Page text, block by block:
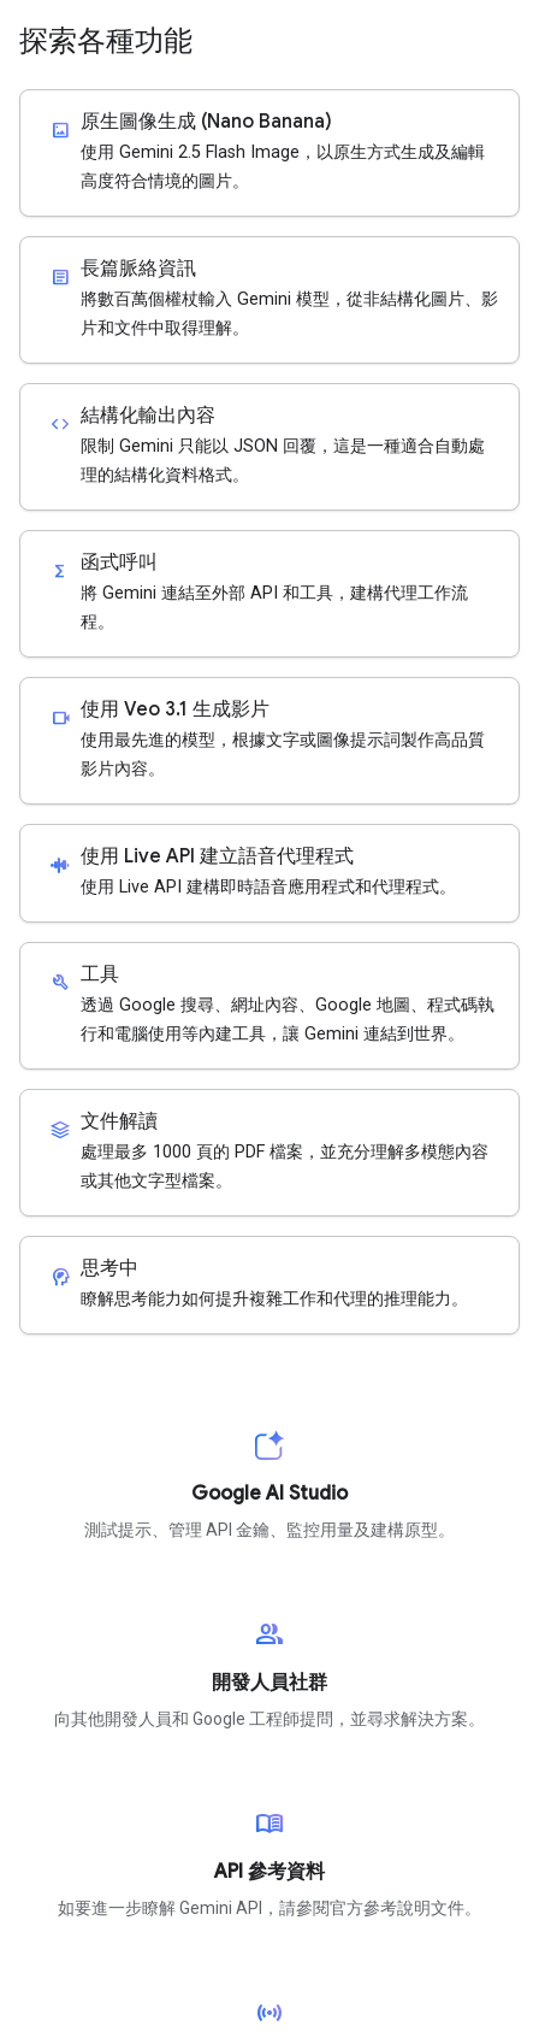
探索各種功能
imagesmode 原生圖像生成 (Nano Banana)
使用 Gemini 2.5 Flash Image，以原生方式生成及編輯
高度符合情境的圖片。
article 長篇脈絡資訊
將數百萬個權杖輸入 Gemini 模型，從非結構化圖片、影
片和文件中取得理解。
code 結構化輸出內容
限制 Gemini 只能以 JSON 回覆，這是一種適合自動處
理的結構化資料格式。
functions 函式呼叫
將 Gemini 連結至外部 API 和工具，建構代理工作流
程。
videocam 使用 Veo 3.1 生成影片
使用最先進的模型，根據文字或圖像提示詞製作高品質
影片內容。
android_recorder 使用 Live API 建立語音代理程式
使用 Live API 建構即時語音應用程式和代理程式。
build 工具
透過 Google 搜尋、網址內容、Google 地圖、程式碼執
行和電腦使用等內建工具，讓 Gemini 連結到世界。
stacks 文件解讀
處理最多 1000 頁的 PDF 檔案，並充分理解多模態內容
或其他文字型檔案。
cognition_2 思考中
瞭解思考能力如何提升複雜工作和代理的推理能力。
Google AI Studio
測試提示、管理 API 金鑰、監控用量及建構原型。
group
開發人員社群
向其他開發人員和 Google 工程師提問，並尋求解決方案。
menu_book
API 參考資料
如要進一步瞭解 Gemini API，請參閱官方參考說明文件。
sensors